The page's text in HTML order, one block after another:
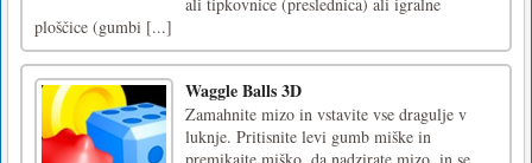
ploščice (gumbi [...]
Waggle Balls 3D
Zamahnite mizo in vstavite vse dragulje v
luknje. Pritisnite levi gumb miške in